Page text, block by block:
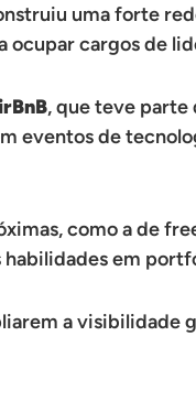
uma forte
ocupar cargos de
, que teve parte
eventos de
como a de
em
a